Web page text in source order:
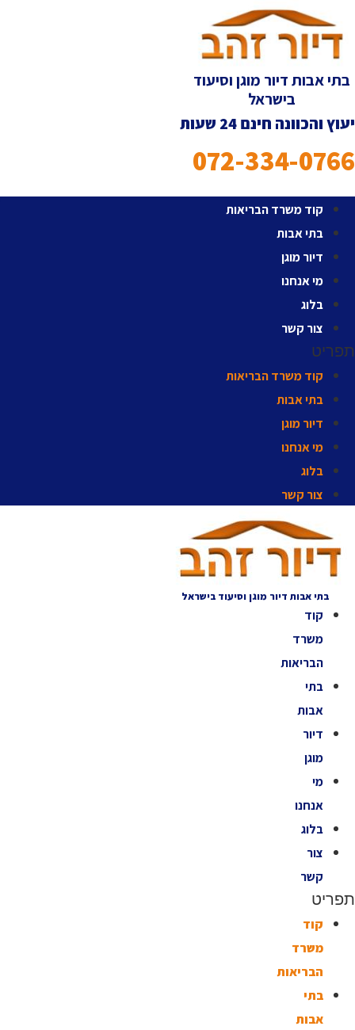
לתוכן
בתי אבות דיור מוגן וסיעוד
בישראל
יעוץ והכוונה חינם 24 שעות
072-334-0766
קוד משרד הבריאות
בתי אבות
דיור מוגן
מי אנחנו
בלוג
צור קשר
תפריט
קוד משרד הבריאות
בתי אבות
דיור מוגן
מי אנחנו
בלוג
צור קשר
בתי אבות דיור מוגן וסיעוד בישראל
קוד
משרד
הבריאות
בתי
אבות
דיור
מוגן
מי
אנחנו
בלוג
צור
קשר
תפריט
קוד
משרד
הבריאות
בתי
אבות